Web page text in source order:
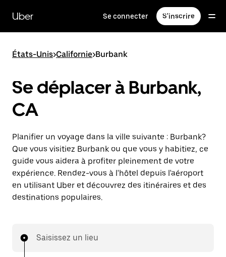
contenu
principal
Uber Se connecter S'inscrire
États-Unis>Californie>Burbank
Se déplacer à Burbank,
CA
Planifier un voyage dans la ville suivante : Burbank?
Que vous visitiez Burbank ou que vous y habitiez, ce
guide vous aidera à profiter pleinement de votre
expérience. Rendez-vous à l'hôtel depuis l'aéroport
en utilisant Uber et découvrez des itinéraires et des
destinations populaires.
Saisissez un lieu